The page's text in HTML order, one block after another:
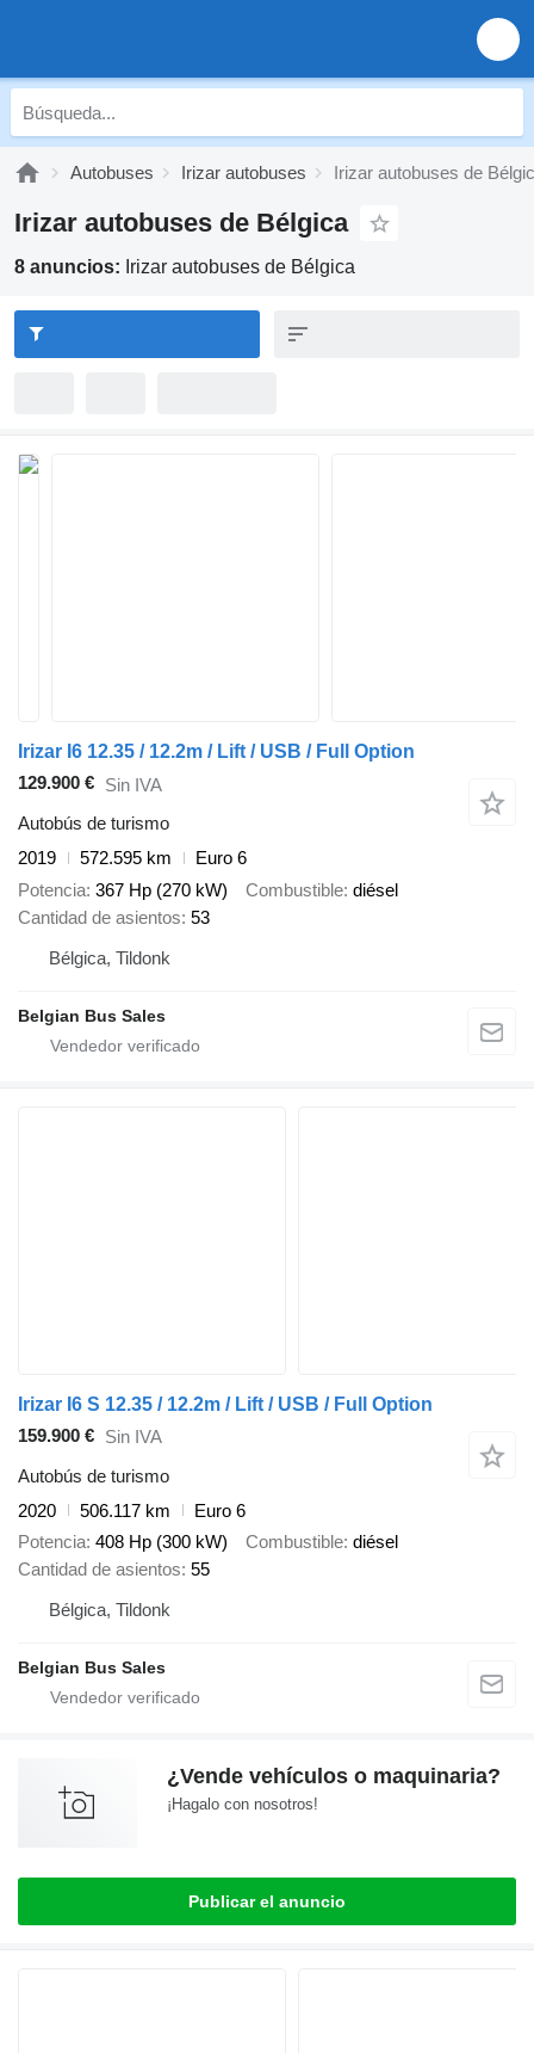
Autobuses Irizar autobuses Irizar autobuses de
Irizar autobuses de Bélgica
8 anuncios: Irizar autobuses de Bélgica
Irizar I6 12.35 / 12.2m / Lift / USB / Full Option
129.900 € Sin IVA
Autobús de turismo
2019
572.595 km
Euro 6
Potencia 367 Hp (270 kW) Combustible diésel
Cantidad de asientos 53
Bélgica, Tildonk
Belgian Bus Sales
Irizar I6 S 12.35 / 12.2m / Lift / USB / Full Option
159.900 € Sin IVA
Autobús de turismo
2020
506.117 km
Euro 6
Potencia 408 Hp (300 kW) Combustible diésel
Cantidad de asientos 55
Bélgica, Tildonk
Belgian Bus Sales
¿Vende vehículos o maquinaria?
¡Hagalo con nosotros!
Publicar el anuncio